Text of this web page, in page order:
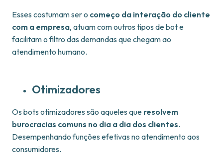
Esses costumam ser o começo da interação do cliente
com a empresa, atuam com outros tipos de bot e
facilitam o filtro das demandas que chegam ao
atendimento humano.
Otimizadores
Os bots otimizadores são aqueles que resolvem
burocracias comuns no dia a dia dos clientes.
Desempenhando funções efetivas no atendimento aos
consumidores.